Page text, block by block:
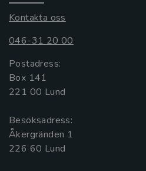
Kontakta oss
046-31 20 00
Postadress:
Box 141
221 00 Lund
Besöksadress:
Åkergränden 1